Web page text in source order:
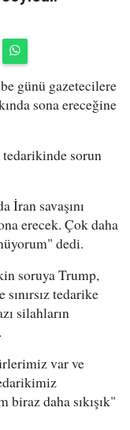
günü gazetecilere
sona ereceğine
tedarikinde sorun
İran savaşını
erecek. Çok daha
dedi.
soruya Trump,
tedarike
silahların
var ve
daha sıkışık"